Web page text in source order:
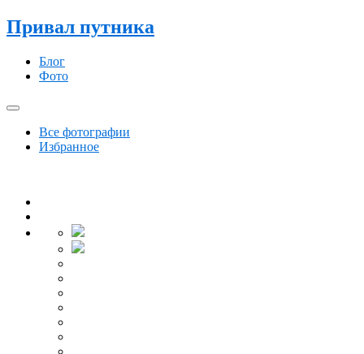
Привал путника
Блог
Фото
Все фотографии
Избранное